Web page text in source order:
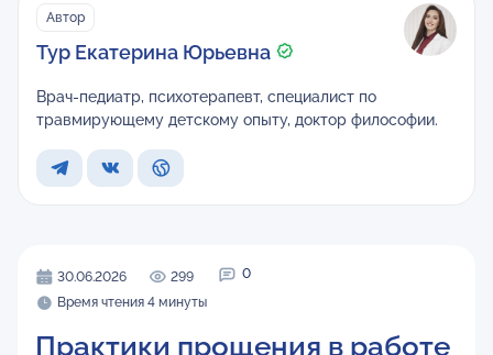
30.06.2026 299
0
Время чтения 4 минуты
Практики прощения в работе
Автор
Тур Екатерина Юрьевна
Врач-педиатр, психотерапевт, специалист по
травмирующему детскому опыту, доктор философии.